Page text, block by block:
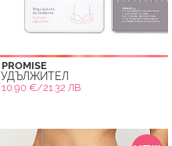
PROMISE
УДЪЛЖИТЕЛ
10.90 €/21.32 ЛВ.